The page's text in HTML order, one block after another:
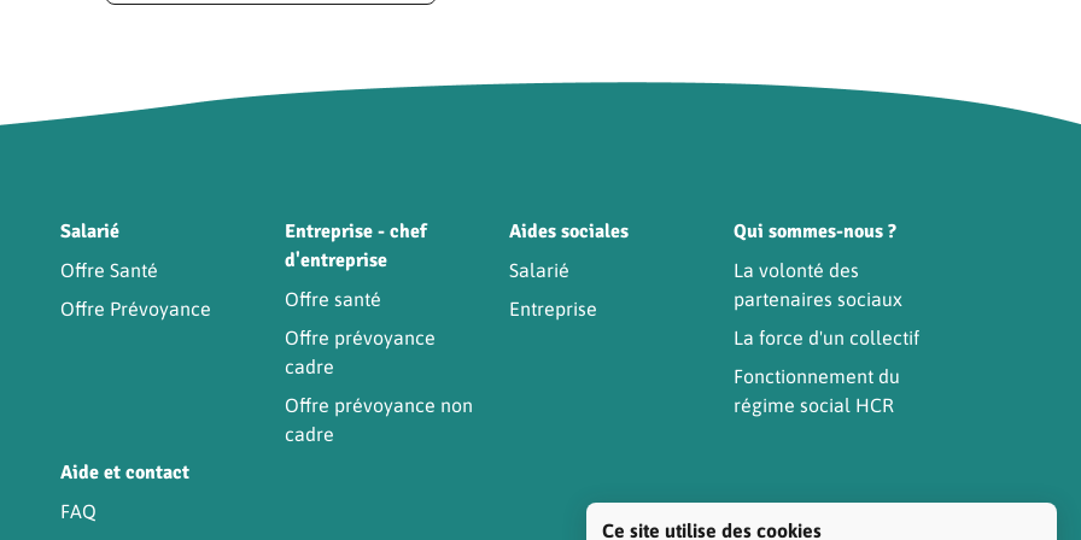
Ce site utilise des cookies
Salarié
Offre Santé
Offre Prévoyance
Entreprise - chef
d'entreprise
Offre santé
Offre prévoyance
cadre
Offre prévoyance non
cadre
Aides sociales
Salarié
Entreprise
Qui sommes-nous ?
La volonté des
partenaires sociaux
La force d'un collectif
Fonctionnement du
régime social HCR
Aide et contact
FAQ